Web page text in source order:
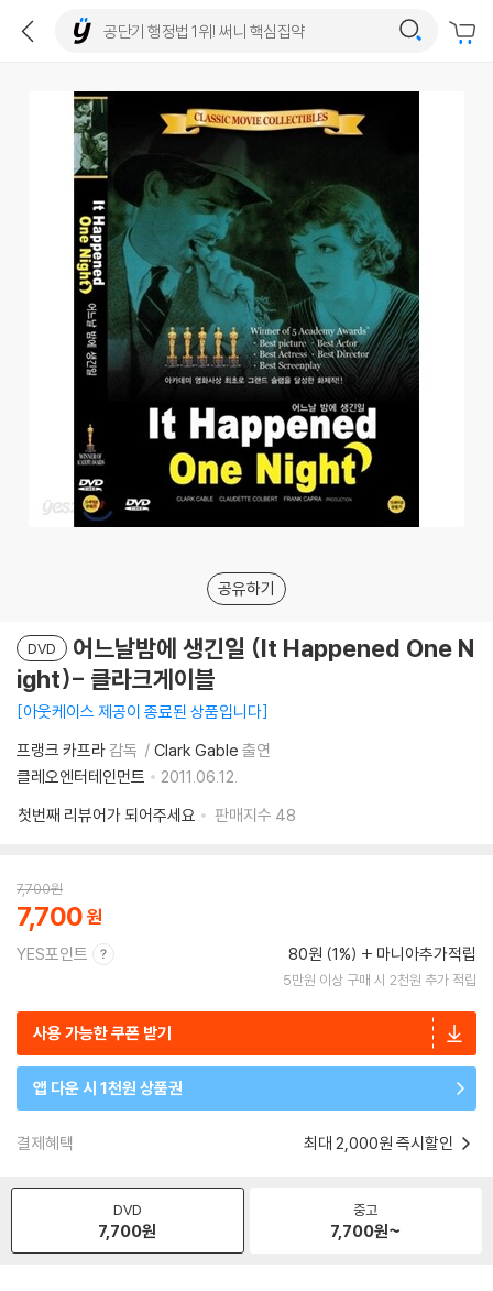
공유하기
DVD
어느날밤에 생긴일 (It Happened One N
ight)- 클라크게이블
아웃케이스 제공이 종료된 상품입니다
프랭크 카프라감독 Clark Gable 출연
클레오엔터테인먼트
2011.06.12.
첫번째 리뷰어가 되어주세요
판매지수 48
7,700원
7,700
YES포인트 80원 (1%) 마니아추가적립
5만원 이상 구매 시 2천원 추가 적립
사용 가능한 쿠폰 받기
앱 다운 시 1천원 상품권
결제혜택 최대 2,000원 즉시할인
DVD
7,700원
중고
7,700원~